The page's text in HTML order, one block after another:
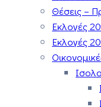
Θέσεις –
Εκλογές
Εκλογές